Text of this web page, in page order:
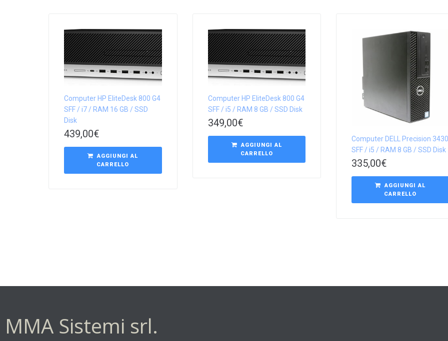
Computer HP EliteDesk 800 G4
SFF / i7 / RAM 16 GB / SSD
Disk
439,00€
AGGIUNGI AL
CARRELLO
Computer HP EliteDesk 800 G4
SFF / i5 / RAM 8 GB / SSD Disk
349,00€
AGGIUNGI AL
CARRELLO
Computer DELL Precision 3430
SFF / i5 / RAM 8 GB / SSD Disk
335,00€
AGGIUNGI AL
CARRELLO
MMA Sistemi srl.